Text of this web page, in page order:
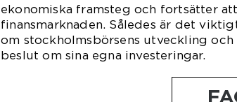
ekonomiska framsteg och fortsätter
finansmarknaden. Således är det
om stockholmsbörsens utveckling
beslut om sina egna investeringar.